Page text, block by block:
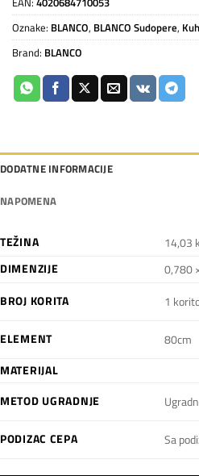
Oznake: BLANCO, BLANCO Sudopere,
Brand: BLANCO
DODATNE INFORMACIJE
NAPOMENA
TEŽINA
14,03
DIMENZIJE
0,780
BROJ KORITA
1
ELEMENT
80cm
MATERIJAL
METOD UGRADNJE
PODIZAC CEPA Sa